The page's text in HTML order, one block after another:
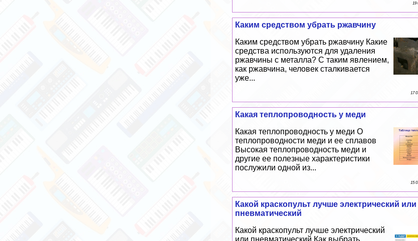
19
Каким средством убрать ржавчину
Каким средством убрать ржавчину Какие
средства используются для удаления
ржавчины с металла? C таким явлением,
как ржавчина, человек сталкивается
уже...
17
Какая теплопроводность у меди
Какая теплопроводность у меди О
теплопроводности меди и ее сплавов
Высокая теплопроводность меди и
другие ее полезные хаpaктеристики
послужили одной из...
15
Какой краскопульт лучше электрический или
пневматический
Какой краскопульт лучше электрический
или пневматический Как выбрать